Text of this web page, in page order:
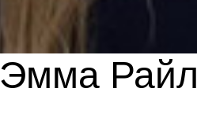
Эмма